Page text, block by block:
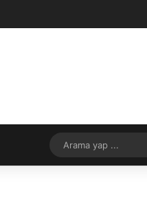
Rastgele Makale
Dış görünümü değiştir